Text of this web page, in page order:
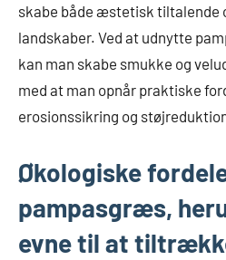
skabe både æstetisk tiltalende
landskaber. Ved at udnytte
kan man skabe smukke og
med at man opnår praktiske
erosionssikring og
Økologiske
pampasgræs,
evne til at